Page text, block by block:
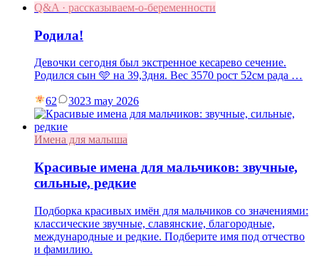
Q&A · рассказываем-о-беременности
Родила!
Девочки сегодня был экстренное кесарево сечение.
Родился сын 🩵 на 39,3дня. Вес 3570 рост 52см рада …
62 3023 may 2026
Имена для малыша
Красивые имена для мальчиков: звучные,
сильные, редкие
Подборка красивых имён для мальчиков со значениями:
классические звучные, славянские, благородные,
международные и редкие. Подберите имя под отчество
и фамилию.